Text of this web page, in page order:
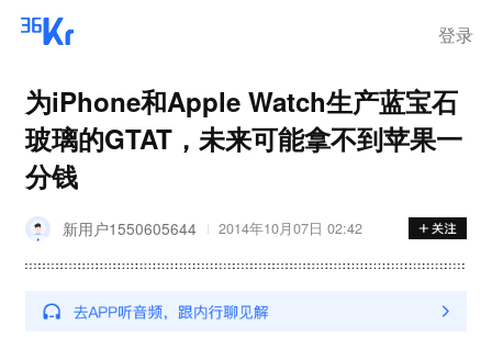
登录
为iPhone和Apple Watch生产蓝宝石
玻璃的GTAT，未来可能拿不到苹果一
分钱
新用户1550605644 2014年10月07日 02:42